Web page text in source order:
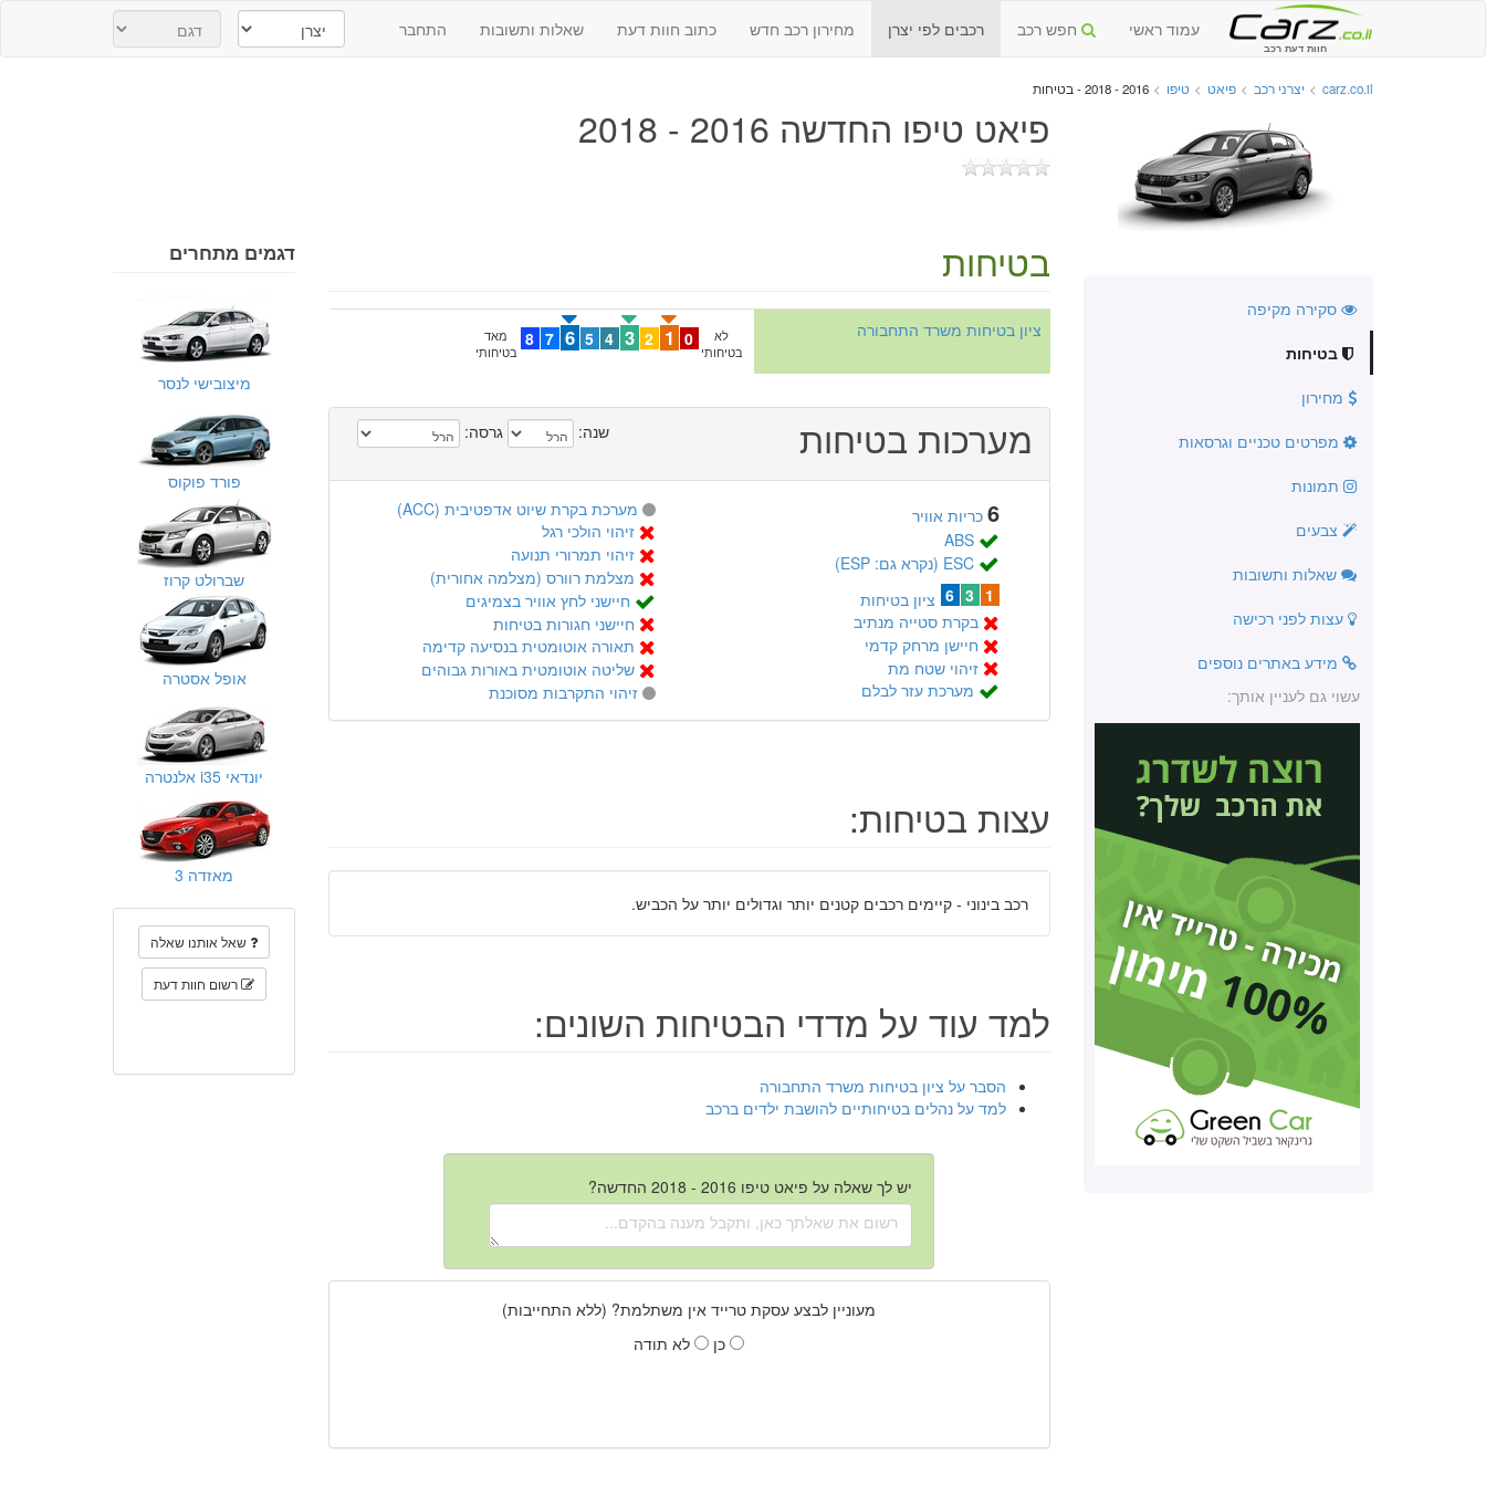
חוות דעת רכב
עמוד ראשי חפש רכב רכבים לפי יצרן מחירון רכב חדש כתוב חוות דעת שאלות ותשובות התחבר
carz.co.il
> יצרני רכב > פיאט > טיפו > 2016 - 2018 - בטיחות
פיאט טיפו החדשה 2016 - 2018
סקירה מקיפה
בטיחות
מחירון
מפרטים טכניים וגרסאות
תמונות
צבעים
שאלות ותשובות
עצות לפני רכישה
מידע באתרים נוספים
עשוי גם לעניין אותך:
בטיחות
ציון בטיחות משרד התחבורה
לא
בטיחותי
0
1
2
3
4
5
6
7
8
מאד
בטיחותי
מערכות בטיחות שנה: גרסה:
6 כריות אוויר
ABS
ESC (נקרא גם: ESP)
1
3
6 ציון בטיחות
בקרת סטייה מנתיב
חיישן מרחק קדמי
זיהוי שטח מת
מערכת עזר לבלם
מערכת בקרת שיוט אדפטיבית (ACC)
זיהוי הולכי רגל
זיהוי תמרורי תנועה
מצלמת רוורס (מצלמה אחורית)
חיישני לחץ אוויר בצמיגים
חיישני חגורות בטיחות
תאורה אוטומטית בנסיעה קדימה
שליטה אוטומטית באורות גבוהים
זיהוי התקרבות מסוכנת
עצות בטיחות:
רכב בינוני - קיימים רכבים קטנים יותר וגדולים יותר על הכביש.
למד עוד על מדדי הבטיחות השונים:
הסבר על ציון בטיחות משרד התחבורה
למד על נהלים בטיחותיים להושבת ילדים ברכב
יש לך שאלה על פיאט טיפו 2016 - 2018 החדשה?
מעוניין לבצע עסקת טרייד אין משתלמת? (ללא התחייבות)
כן
לא תודה
דגמים מתחרים
מיצובישי לנסר
פורד פוקוס
שברולט קרוז
אופל אסטרה
יונדאי i35 אלנטרה
מאזדה 3
שאל אותנו שאלה
רשום חוות דעת